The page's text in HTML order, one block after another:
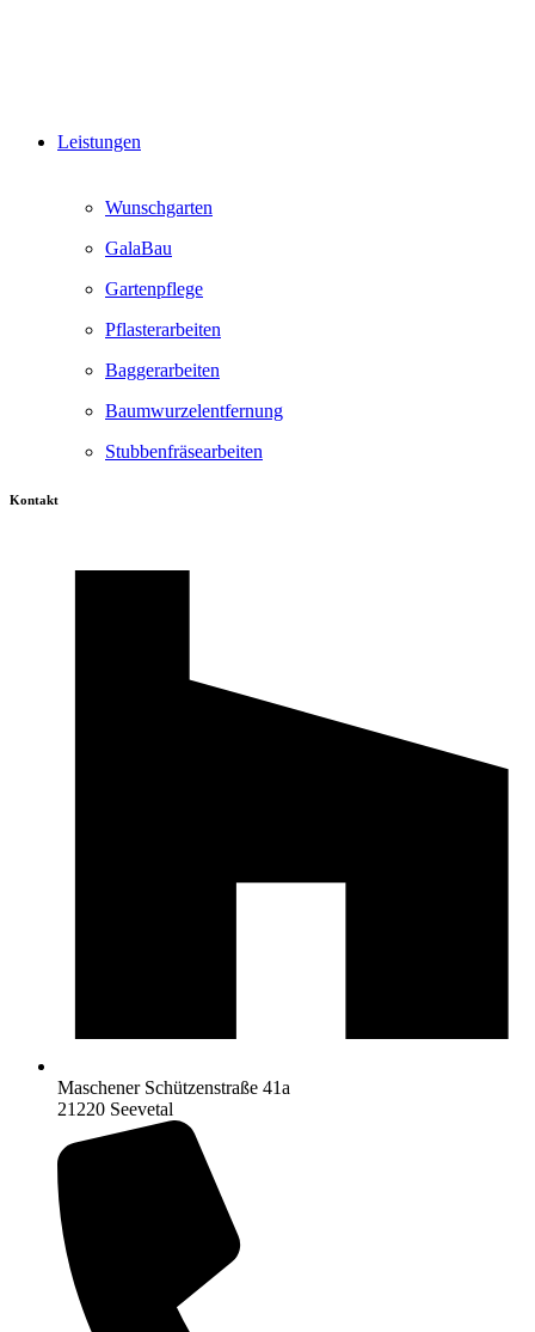
Leistungen
Wunschgarten
GalaBau
Gartenpflege
Pflasterarbeiten
Baggerarbeiten
Baumwurzelentfernung
Stubbenfräsearbeiten
Kontakt
Maschener Schützenstraße 41a
21220 Seevetal